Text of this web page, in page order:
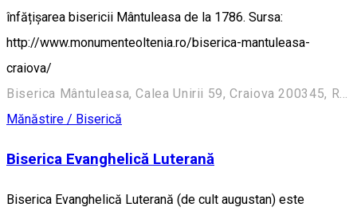
înfățișarea bisericii Mântuleasa de la 1786. Sursa:
http://www.monumenteoltenia.ro/biserica-mantuleasa-
craiova/
Mănăstire / Biserică
Biserica Evanghelică Luterană
Biserica Evanghelică Luterană (de cult augustan) este